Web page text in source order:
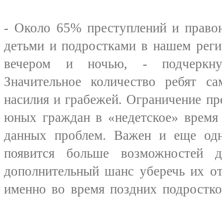
- Около 65% преступлений и
детьми и подростками в нашем
вечером и ночью, -
Значительное количество ребят
насилия и грабежей. Ограничение
юных граждан в «недетское»
данных проблем. Важен и еще
появится больше
дополнительный шанс уберечь их
именно во время поздних